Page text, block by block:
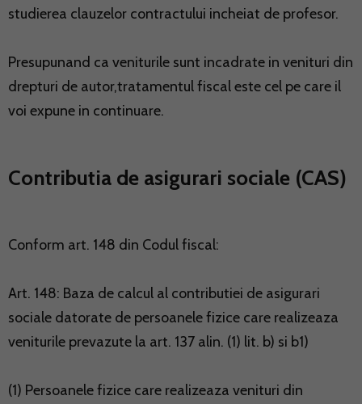
studierea clauzelor contractului incheiat de profesor.
Presupunand ca veniturile sunt incadrate in venituri din
drepturi de autor,tratamentul fiscal este cel pe care il
voi expune in continuare.
Contributia de asigurari sociale (CAS)
Conform art. 148 din Codul fiscal:
Art. 148: Baza de calcul al contributiei de asigurari
sociale datorate de persoanele fizice care realizeaza
veniturile prevazute la art. 137 alin. (1) lit. b) si b1)
(1) Persoanele fizice care realizeaza venituri din